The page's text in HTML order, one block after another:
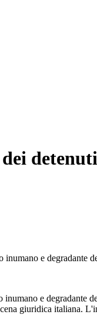
detenuti
e degradante
e degradante
giuridica italiana.